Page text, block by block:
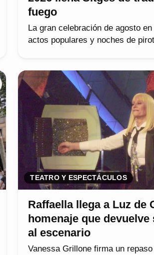
fuego
La gran celebración de agosto
actos populares y noches de
TEATRO Y ESPECTÁCULOS
Raffaella llega a Luz de
homenaje que
al escenario
Vanessa Grillone firma un